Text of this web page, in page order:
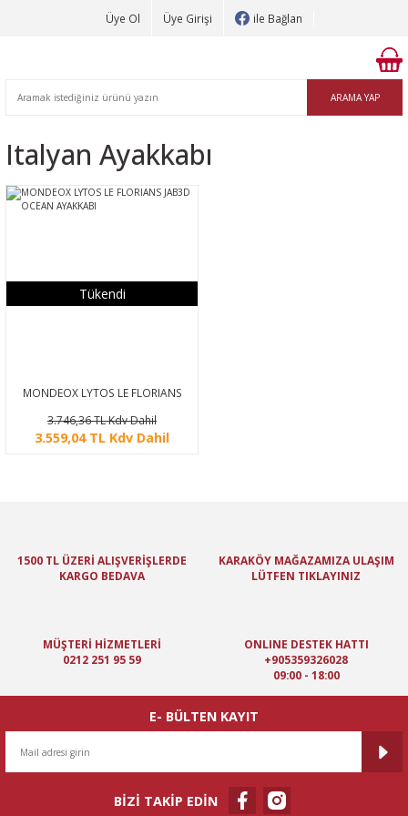
Üye Ol Üye Girişi ile Bağlan
ARAMA YAP
Italyan Ayakkabı
Tükendi
MONDEOX LYTOS LE FLORIANS
JAB3D OCEAN AYAKKABI
3.746,36 TL Kdv Dahil
3.559,04 TL Kdv Dahil
1500 TL ÜZERİ ALIŞVERİŞLERDE
KARGO BEDAVA
KARAKÖY MAĞAZAMIZA ULAŞIM
LÜTFEN TIKLAYINIZ
MÜŞTERİ HİZMETLERİ
0212 251 95 59
ONLINE DESTEK HATTI
+905359326028
09:00 - 18:00
E- BÜLTEN KAYIT
BİZİ TAKİP EDİN